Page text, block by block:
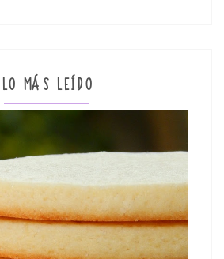
LO MÁS LEÍDO